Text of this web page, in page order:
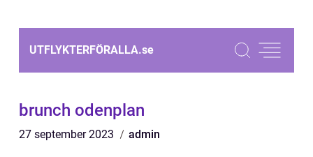
UTFLYKTERFÖRALLA.se
brunch odenplan
27 september 2023 admin